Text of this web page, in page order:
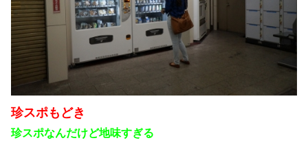
珍スポもどき
珍スポなんだけど地味すぎる